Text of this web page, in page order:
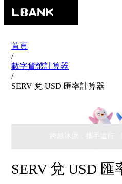
首頁
/
數字貨幣計算器
/
SERV 兌 USD 匯率計算器
SERV 兌 USD 匯